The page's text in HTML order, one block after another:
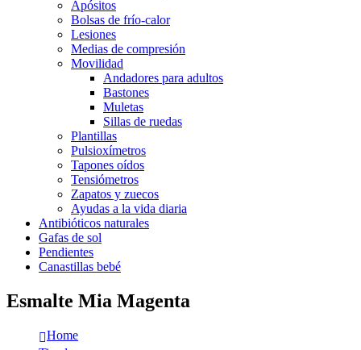
Apósitos
Bolsas de frío-calor
Lesiones
Medias de compresión
Movilidad
Andadores para adultos
Bastones
Muletas
Sillas de ruedas
Plantillas
Pulsioxímetros
Tapones oídos
Tensiómetros
Zapatos y zuecos
Ayudas a la vida diaria
Antibióticos naturales
Gafas de sol
Pendientes
Canastillas bebé
Esmalte Mia Magenta
Home